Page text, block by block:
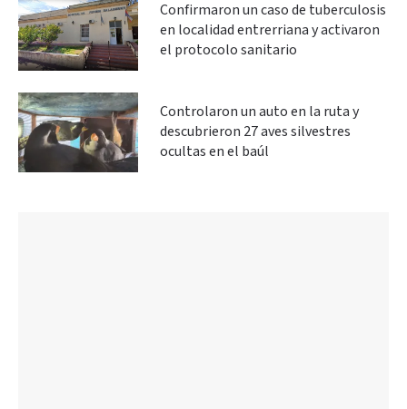
Confirmaron un caso de tuberculosis
en localidad entrerriana y activaron
el protocolo sanitario
Controlaron un auto en la ruta y
descubrieron 27 aves silvestres
ocultas en el baúl